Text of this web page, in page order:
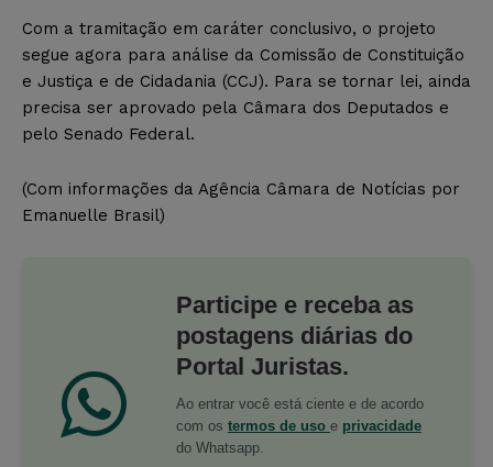
Com a tramitação em caráter conclusivo, o projeto
segue agora para análise da Comissão de Constituição
e Justiça e de Cidadania (CCJ). Para se tornar lei, ainda
precisa ser aprovado pela Câmara dos Deputados e
pelo Senado Federal.
(Com informações da Agência Câmara de Notícias por
Emanuelle Brasil)
Participe e receba as
postagens diárias do
Portal Juristas.
Ao entrar você está ciente e de acordo
com os termos de uso e privacidade
do Whatsapp.